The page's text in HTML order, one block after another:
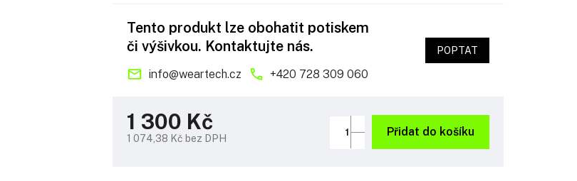
1 300 Kč
1 074,38 Kč bez DPH
Přidat do košíku
Tento produkt lze obohatit potiskem
či výšivkou. Kontaktujte nás.
info@weartech.cz +420 728 309 060
POPTAT